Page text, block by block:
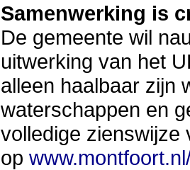
Samenwerking is
De gemeente wil
uitwerking van het
alleen haalbaar zijn
waterschappen en
volledige zienswijze
op